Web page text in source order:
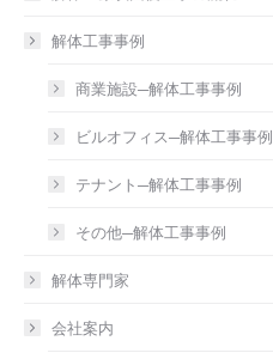
解体工事事例
商業施設─解体工事事例
ビルオフィス─解体工事事例
テナント─解体工事事例
その他─解体工事事例
解体専門家
会社案内